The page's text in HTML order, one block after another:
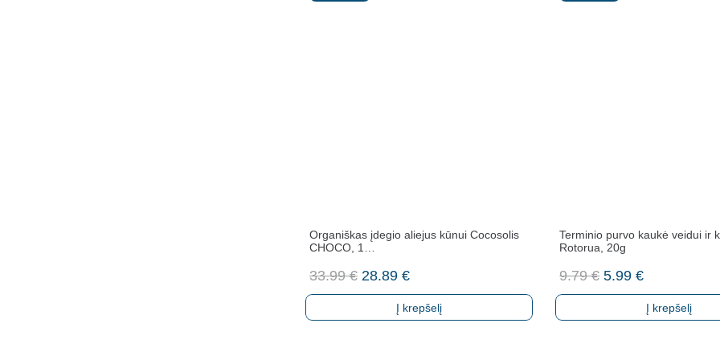
Organiškas įdegio aliejus kūnui Cocosolis
CHOCO, 1…
33.99€ Original
price
28.89 €Current
price
is:
Į krepšelį
Terminio purvo kaukė veidui ir
Rotorua, 20g
9.79€ Original
price
5.99€Current
price
is:
Į krepšelį